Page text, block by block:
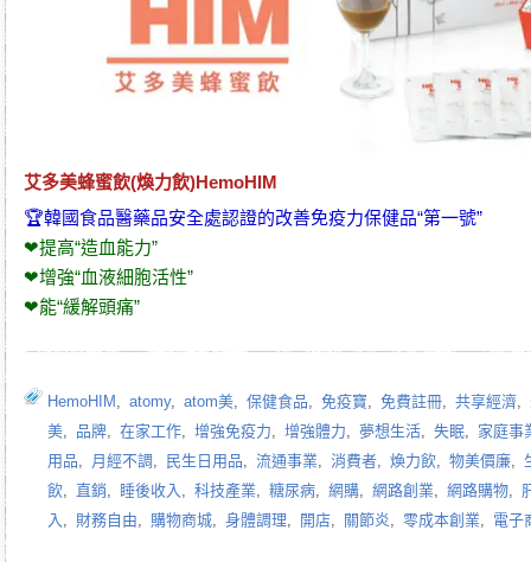
艾多美蜂蜜飲(煥力飲)HemoHIM
🏆韓國食品醫藥品安全處認證的改善免疫力保健品“第一號”
❤提高“造血能力”
❤增強“血液細胞活性”
❤能“緩解頭痛”
HemoHIM , atomy, atom美, 保健食品, 免疫寶, 免費註冊, 共享經濟,
美, 品牌, 在家工作, 增強免疫力, 增強體力, 夢想生活, 失眠, 家庭事
用品, 月經不調, 民生日用品, 流通事業, 消費者, 煥力飲, 物美價廉,
飲, 直銷, 睡後收入 , 科技產業, 糖尿病, 網購, 網路創業, 網路購物,
入 , 財務自由, 購物商城, 身體調理, 開店, 關節炎, 零成本創業, 電子